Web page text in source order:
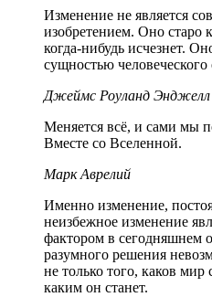
Изменение не является
изобретением. Оно старо
когда-нибудь исчезнет.
сущностью человеческого
Джеймс Роуланд Энджелл
Меняется всё, и сами мы
Вместе со Вселенной.
Марк Аврелий
Именно изменение,
неизбежное изменение
фактором в сегодняшнем
разумного решения
не только того, каков мир
каким он станет.